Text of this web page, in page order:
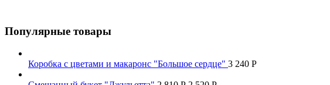
Популярные товары
Коробка с цветами и макаронс "Большое сердце" 3 240 Р